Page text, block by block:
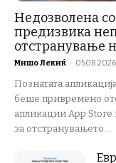
Недозволена
предизвика
отстранување
Мишо Лекиќ - 05.08.2026
Познатата
беше привремено
апликации App
за отстранувањето...